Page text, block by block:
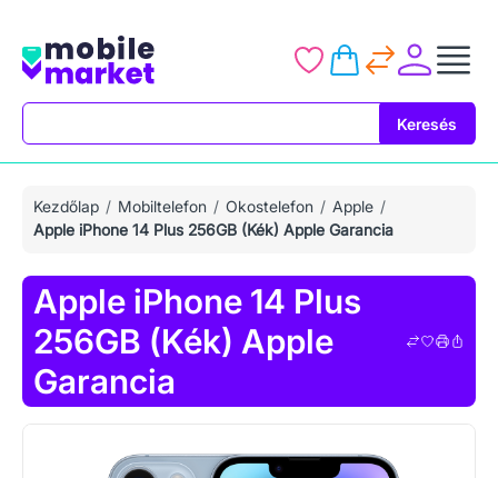
Keresés
Kezdőlap Mobiltelefon Okostelefon
Apple
Apple iPhone 14 Plus 256GB (Kék) Apple Garancia
Apple iPhone 14 Plus
256GB (Kék) Apple
Garancia